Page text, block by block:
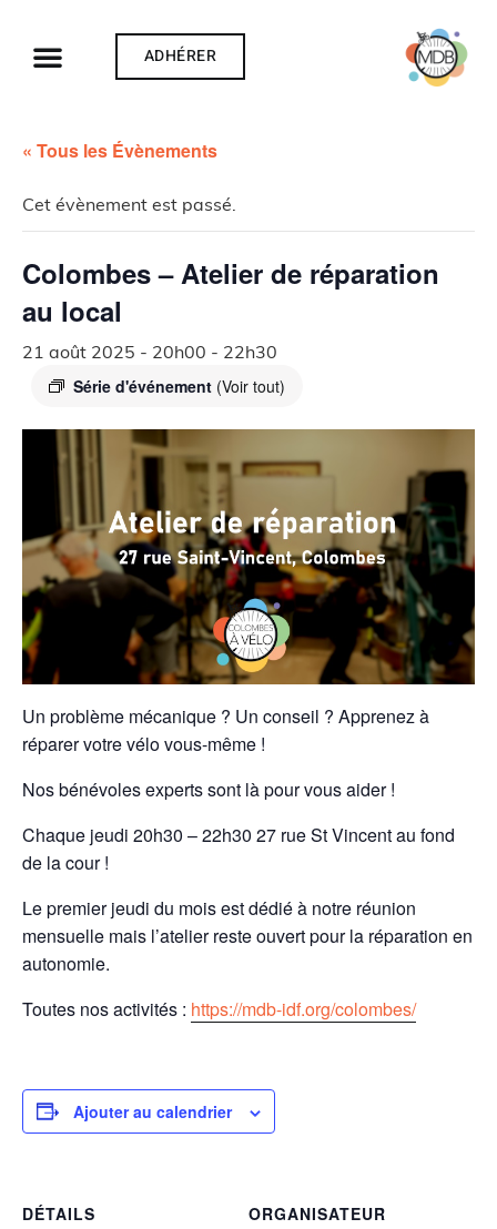
ADHÉRER
« Tous les Évènements
Cet évènement est passé.
Colombes – Atelier de réparation
au local
21 août 2025 - 20h00 - 22h30
Série d'événement (Voir tout)
Un problème mécanique ? Un conseil ? Apprenez à
réparer votre vélo vous-même !
Nos bénévoles experts sont là pour vous aider !
Chaque jeudi 20h30 – 22h30 27 rue St Vincent au fond
de la cour !
Le premier jeudi du mois est dédié à notre réunion
mensuelle mais l’atelier reste ouvert pour la réparation en
autonomie.
Toutes nos activités : https://mdb-idf.org/colombes/
Ajouter au calendrier
DÉTAILS
ORGANISATEUR